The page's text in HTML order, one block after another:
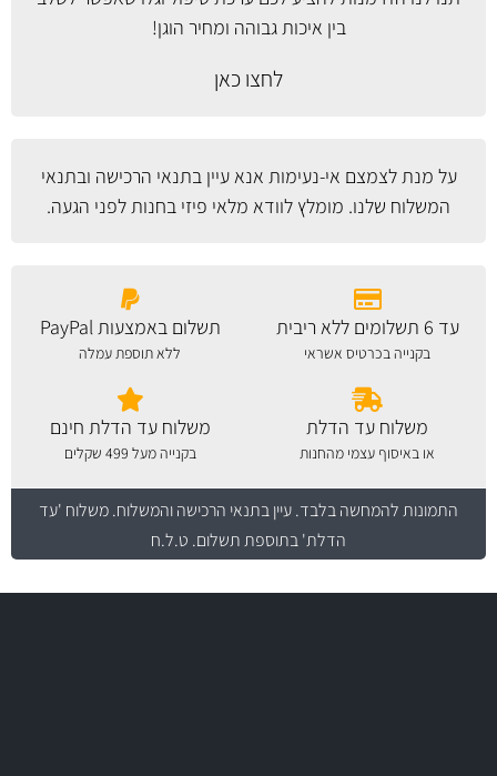
בין איכות גבוהה ומחיר הוגן!
לחצו כאן
על מנת לצמצם אי-נעימות אנא עייןבתנאי הרכישה ובתנאי
המשלוח שלנו. מומלץ לוודא מלאי פיזי בחנות לפני הגעה.
עד 6 תשלומים ללא ריבית
בקנייה בכרטיס אשראי
תשלום באמצעות PayPal
ללא תוספת עמלה
משלוח עד הדלת
או באיסוף עצמי מהחנות
משלוח עד הדלת חינם
בקנייה מעל 499 שקלים
התמונות להמחשה בלבד.עיין בתנאי הרכישה והמשלוח. משלוח 'עד
הדלת' בתוספת תשלום. ט.ל.ח